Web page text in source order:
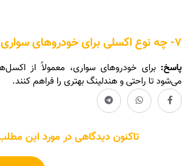
7- چه نوع اکسلی برای خودروهای سواری مناسب‌تر است؟
پاسخ: برای خودروهای سواری، معمولاً از
می‌شود تا راحتی و هندلینگ بهتری را فراهم کنند.
تاکنون دیدگاهی در مورد این